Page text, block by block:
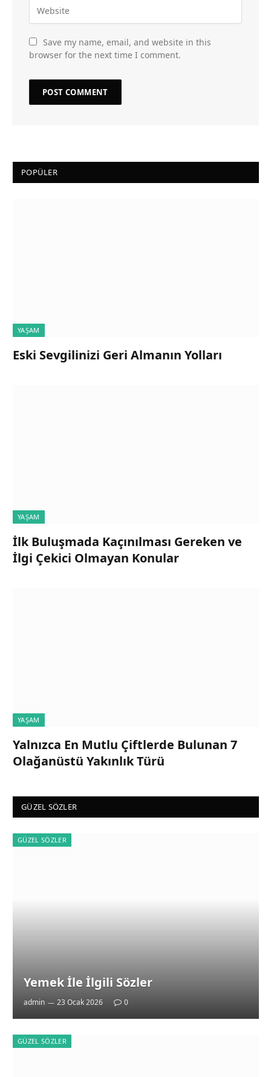
Save my name, email, and website in this
browser for the next time I comment.
POPÜLER
YAŞAM
Eski Sevgilinizi Geri Almanın Yolları
YAŞAM
İlk Buluşmada Kaçınılması Gereken ve
İlgi Çekici Olmayan Konular
YAŞAM
Yalnızca En Mutlu Çiftlerde Bulunan 7
Olağanüstü Yakınlık Türü
GÜZEL SÖZLER
GÜZEL SÖZLER
Yemek İle İlgili Sözler
admin 23 Ocak 2026 0
GÜZEL SÖZLER